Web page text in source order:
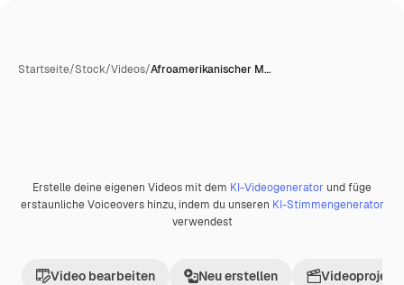
Startseite/Stock/Videos/Afroamerikanischer M…
Premium
Erstelle deine eigenen Videos mit dem KI-Videogenerator und füge
erstaunliche Voiceovers hinzu, indem du unseren KI-Stimmengenerator
verwendest
Video bearbeiten Neu erstellen Videoprojekt